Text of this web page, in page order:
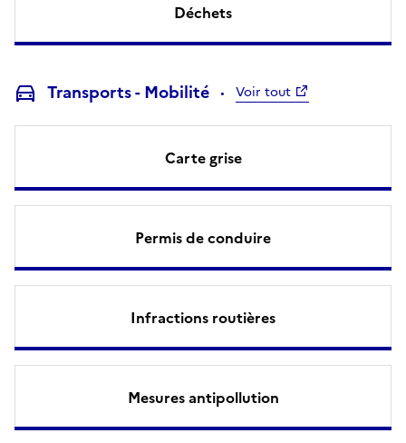
Déchets
Transports - Mobilité Voir tout
Carte grise
Permis de conduire
Infractions routières
Mesures antipollution